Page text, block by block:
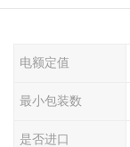
电额定值
最小包装数
是否进口